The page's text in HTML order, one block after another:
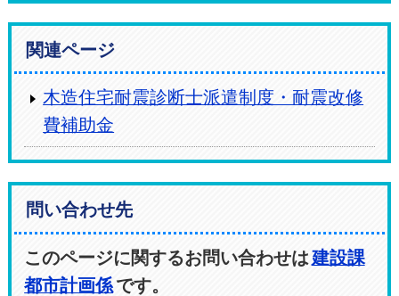
関連ページ
木造住宅耐震診断士派遣制度・耐震改修
費補助金
問い合わせ先
このページに関するお問い合わせは建設課
都市計画係です。